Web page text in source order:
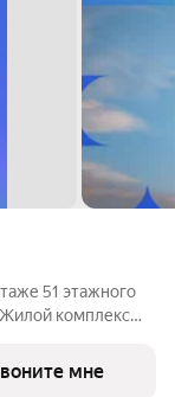
51 этажного
Жилой комплекс
мне